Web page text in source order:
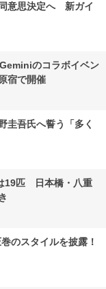
意思決定へ 新ガイ
のコラボイベン
宿で開催
圭吾氏へ誓う「多く
19匹 日本橋・八重
のスタイルを披露！